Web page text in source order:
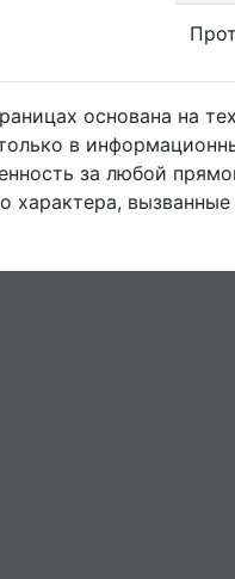
основана на
в
за любой
характера,